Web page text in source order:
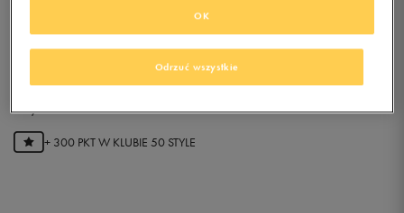
NIKE MD RUNNER 2 (PSV)
0.0(0)
59,99złz Vat
+ 300 PKT W KLUBIE 50 STYLE
Odrzuć wszystkie
OK